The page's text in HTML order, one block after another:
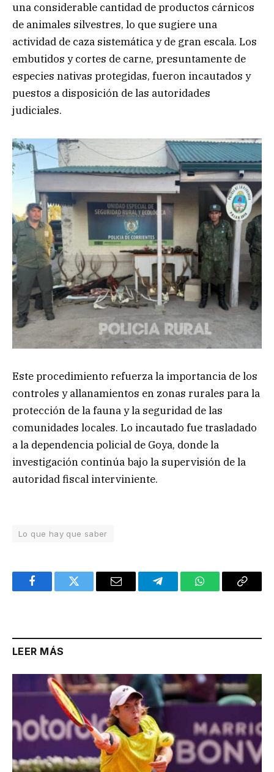
una considerable cantidad de productos cárnicos
de animales silvestres, lo que sugiere una
actividad de caza sistemática y de gran escala. Los
embutidos y cortes de carne, presuntamente de
especies nativas protegidas, fueron incautados y
puestos a disposición de las autoridades
judiciales.
Este procedimiento refuerza la importancia de los
controles y allanamientos en zonas rurales para la
protección de la fauna y la seguridad de las
comunidades locales. Lo incautado fue trasladado
a la dependencia policial de Goya, donde la
investigación continúa bajo la supervisión de la
autoridad fiscal interviniente.
Lo que hay que saber
FacebookTwitter Email TelegramWhatsAppCopy
LEER MÁS